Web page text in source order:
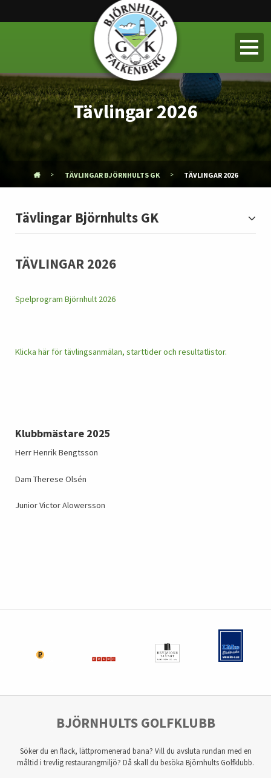
Tävlingar 2026
TÄVLINGAR BJÖRNHULTS GK TÄVLINGAR 2026
Tävlingar Björnhults GK
TÄVLINGAR 2026
Spelprogram Björnhult 2026
Klicka här för tävlingsanmälan, starttider och resultatlistor.
Klubbmästare 2025
Herr Henrik Bengtsson
Dam Therese Olsén
Junior Victor Alowersson
BJÖRNHULTS GOLFKLUBB
Söker du en flack, lättpromenerad bana? Vill du avsluta rundan med en
måltid i trevlig restaurangmiljö? Då skall du besöka Björnhults Golfklubb.